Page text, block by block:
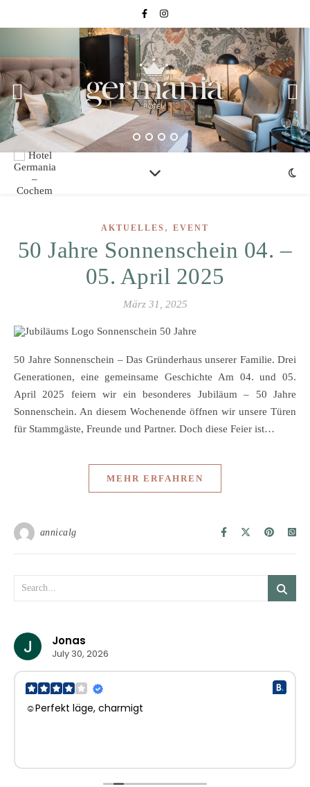
AKTUELLES , EVENT
50 Jahre Sonnenschein 04. –
05. April 2025
März 31, 2025
50 Jahre Sonnenschein – Das Gründerhaus unserer Familie. Drei
Generationen, eine gemeinsame Geschichte Am 04. und 05.
April 2025 feiern wir ein besonderes Jubiläum – 50 Jahre
Sonnenschein. An diesem Wochenende öffnen wir unsere Türen
für Stammgäste, Freunde und Partner. Doch diese Feier ist…
MEHR ERFAHREN
annicalg
Jonas
July 30, 2026
☺Perfekt läge, charmigt